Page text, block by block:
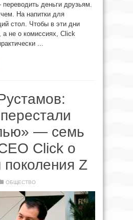
деньги друзьям.
На напитки для
стол. Чтобы в эти дни
не о комиссиях, Click
...
— семь
Click о
Z
ОБЩЕСТВО